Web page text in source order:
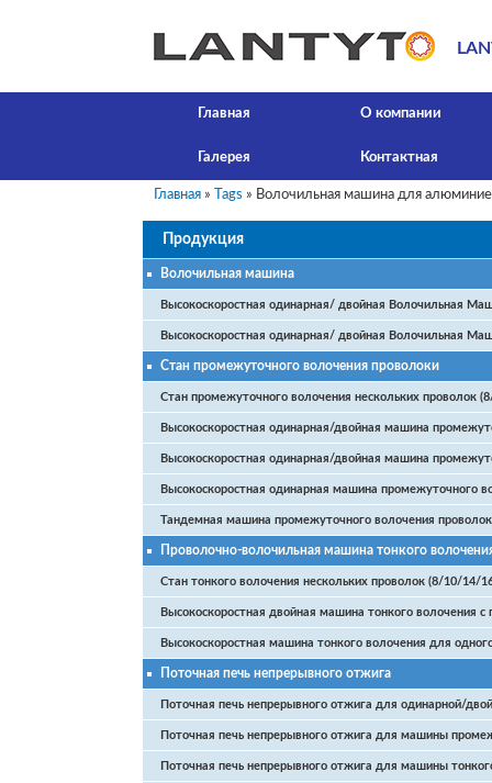
Главная О компании
Галерея Контактная
Главная » Tags » Волочильная машина для
Продукция
Волочильная машина
Высокоскоростная одинарная/ двойная Волочильная
Высокоскоростная одинарная/ двойная Волочильная
Стан промежуточного волочения проволоки
Стан промежуточного волочения нескольких проволок
Высокоскоростная одинарная/двойная машина
Высокоскоростная одинарная/двойная машина
Высокоскоростная одинарная машина промежуточного
Тандемная машина промежуточного волочения
Проволочно-волочильная машина тонкого
Стан тонкого волочения нескольких проволок (8/10/14/
Высокоскоростная двойная машина тонкого волочения
Высокоскоростная машина тонкого волочения для
Поточная печь непрерывного отжига
Поточная печь непрерывного отжига для одинарной/
Поточная печь непрерывного отжига для машины
Поточная печь непрерывного отжига для машины